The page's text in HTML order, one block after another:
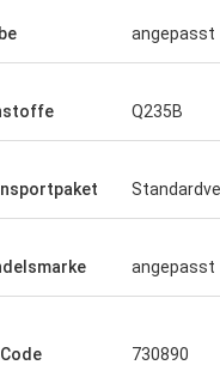
angepasst
Q235B
angepasst
730890